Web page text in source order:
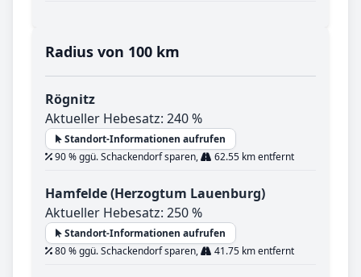
Radius von 100 km
Rögnitz
Aktueller Hebesatz: 240 %
Standort-Informationen aufrufen
90 % ggü. Schackendorf sparen,
62.55 km entfernt
Hamfelde (Herzogtum Lauenburg)
Aktueller Hebesatz: 250 %
Standort-Informationen aufrufen
80 % ggü. Schackendorf sparen,
41.75 km entfernt